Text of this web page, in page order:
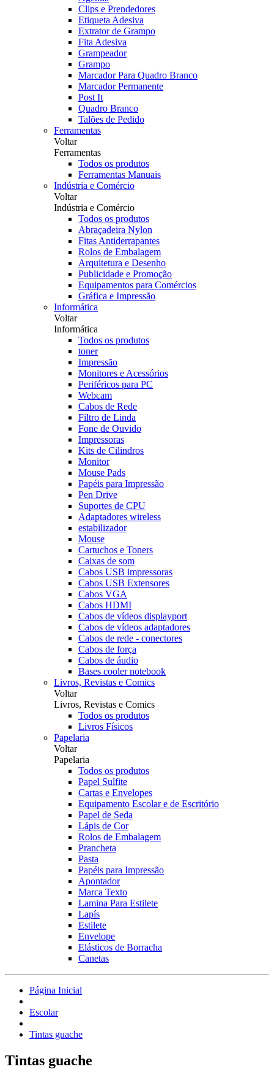
Clips e Prendedores
Etiqueta Adesiva
Extrator de Grampo
Fita Adesiva
Grampeador
Grampo
Marcador Para Quadro Branco
Marcador Permanente
Post It
Quadro Branco
Talões de Pedido
Ferramentas
Voltar
Ferramentas
Todos os produtos
Ferramentas Manuais
Indústria e Comércio
Voltar
Indústria e Comércio
Todos os produtos
Abraçadeira Nylon
Fitas Antiderrapantes
Rolos de Embalagem
Arquitetura e Desenho
Publicidade e Promoção
Equipamentos para Comércios
Gráfica e Impressão
Informática
Voltar
Informática
Todos os produtos
toner
Impressão
Monitores e Acessórios
Periféricos para PC
Webcam
Cabos de Rede
Filtro de Linda
Fone de Ouvido
Impressoras
Kits de Cilindros
Monitor
Mouse Pads
Papéis para Impressão
Pen Drive
Suportes de CPU
Adaptadores wireless
estabilizador
Mouse
Cartuchos e Toners
Caixas de som
Cabos USB impressoras
Cabos USB Extensores
Cabos VGA
Cabos HDMI
Cabos de vídeos displayport
Cabos de vídeos adaptadores
Cabos de rede - conectores
Cabos de força
Cabos de áudio
Bases cooler notebook
Livros, Revistas e Comics
Voltar
Livros, Revistas e Comics
Todos os produtos
Livros Físicos
Papelaria
Voltar
Papelaria
Todos os produtos
Papel Sulfite
Cartas e Envelopes
Equipamento Escolar e de Escritório
Papel de Seda
Lápis de Cor
Rolos de Embalagem
Prancheta
Pasta
Papéis para Impressão
Apontador
Marca Texto
Lamina Para Estilete
Lapís
Estilete
Envelope
Elásticos de Borracha
Canetas
Página Inicial
Escolar
Tintas guache
Tintas guache